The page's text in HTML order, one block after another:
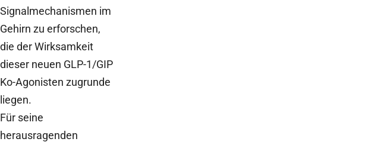
Signalmechanismen im
Gehirn zu erforschen,
die der Wirksamkeit
dieser neuen GLP-1/GIP
Ko-Agonisten zugrunde
liegen.
Für seine
herausragenden